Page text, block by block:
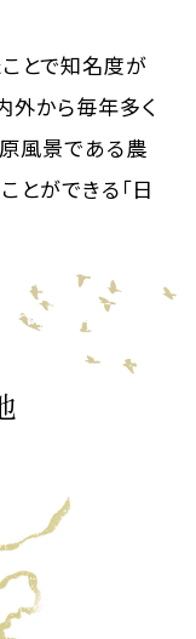
とで知名度が
外から毎年多く
風景である農
とができる「日